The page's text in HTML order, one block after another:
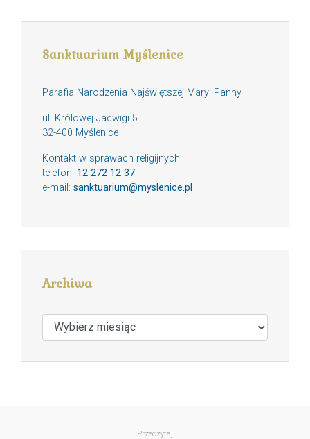
Sanktuarium Myślenice
Parafia Narodzenia Najświętszej Maryi Panny
ul. Królowej Jadwigi 5
32-400 Myślenice
Kontakt w sprawach religijnych:
telefon: 12 272 12 37
e-mail: sanktuarium@myslenice.pl
Archiwa
Archiwa
Przeczytaj